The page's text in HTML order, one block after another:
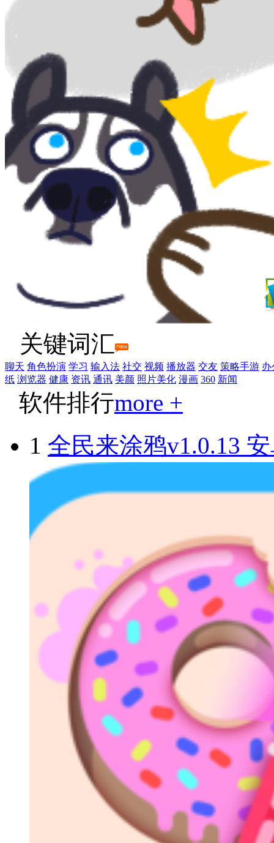
关键词汇
聊天 角色扮演 学习 输入法 社交 视频 播放器 交友 策略手游 办
纸 浏览器 健康 资讯 通讯 美颜 照片美化 漫画 360 新闻
软件排行more +
1 全民来涂鸦v1.0.13